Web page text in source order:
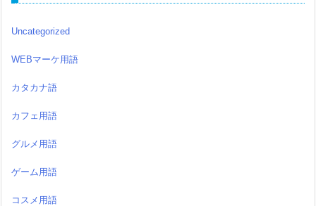
Uncategorized
WEBマーケ用語
カタカナ語
カフェ用語
グルメ用語
ゲーム用語
コスメ用語